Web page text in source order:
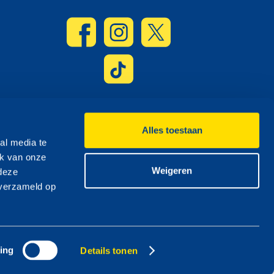
media te
van onze
op
Details tonen
Alles toestaan
Weigeren